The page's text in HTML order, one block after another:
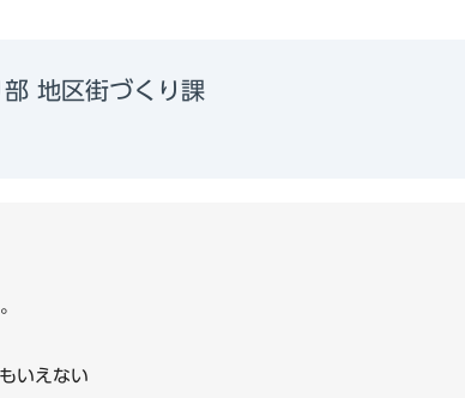
地区街づくり課
いえない